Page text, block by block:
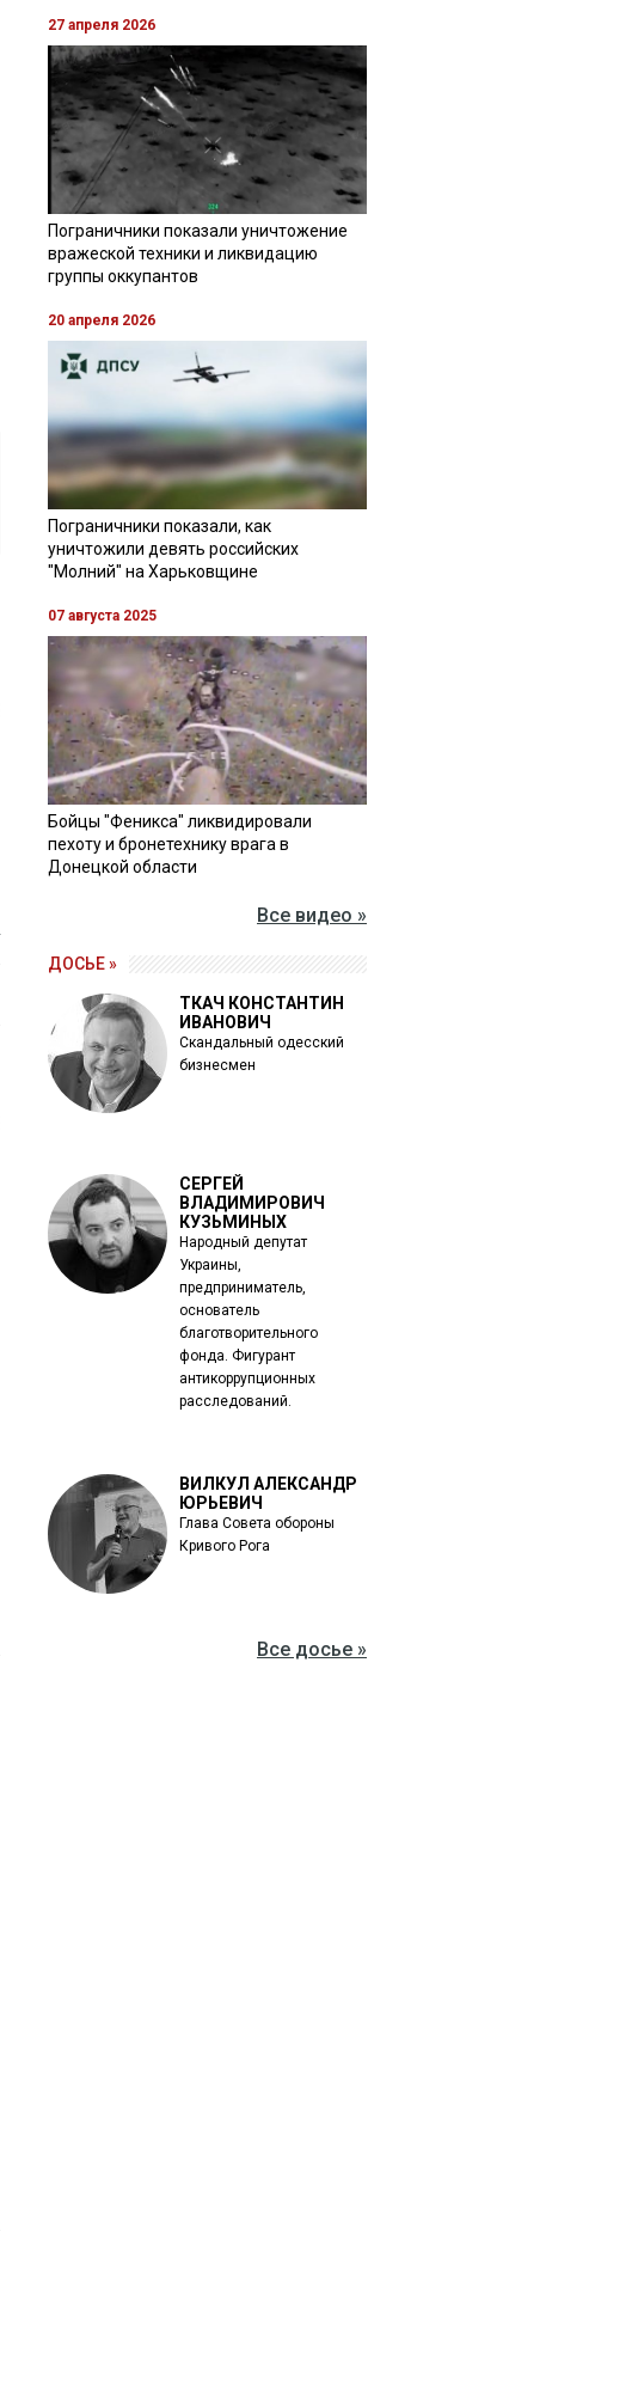
27 апреля 2026
Пограничники показали уничтожение
вражеской техники и ликвидацию
группы оккупантов
20 апреля 2026
Пограничники показали, как
уничтожили девять российских
"Молний" на Харьковщине
07 августа 2025
Бойцы "Феникса" ликвидировали
пехоту и бронетехнику врага в
Донецкой области
Все видео »
ДОСЬЕ »
ТКАЧ КОНСТАНТИН
ИВАНОВИЧ
Скандальный одесский
бизнесмен
СЕРГЕЙ
ВЛАДИМИРОВИЧ
КУЗЬМИНЫХ
Народный депутат
Украины,
предприниматель,
основатель
благотворительного
фонда. Фигурант
антикоррупционных
расследований.
ВИЛКУЛ АЛЕКСАНДР
ЮРЬЕВИЧ
Глава Совета обороны
Кривого Рога
Все досье »